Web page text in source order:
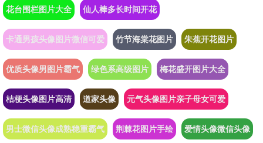
花台围栏图片大全 仙人棒多长时间开花
卡通男孩头像图片微信可爱 竹节海棠花图片 朱蕉开花图片
优质头像男图片霸气 绿色系高级图片 梅花盛开图片大全
桔梗头像图片高清 道家头像 元气头像图片亲子母女可爱
男士微信头像成熟稳重霸气 荆棘花图片手绘 爱情头像微信头像